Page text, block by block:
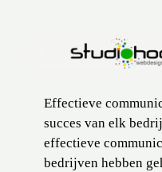
Effectieve
succes van elk
effectieve
bedrijven hebben